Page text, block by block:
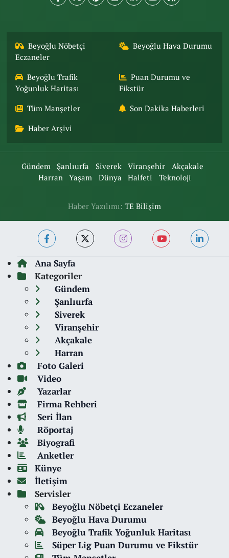
Beyoğlu Nöbetçi
Eczaneler
Beyoğlu Hava Durumu
Beyoğlu Trafik
Yoğunluk Haritası
Puan Durumu ve
Fikstür
Tüm Manşetler Son Dakika Haberleri
Haber Arşivi
Gündem Şanlıurfa Siverek Viranşehir
Akçakale
Harran
Yaşam Dünya Halfeti Teknoloji
Haber Yazılımı: TE Bilişim
Ana Sayfa
Kategoriler
Gündem
Şanlıurfa
Siverek
Viranşehir
Akçakale
Harran
Foto Galeri
Video
Yazarlar
Firma Rehberi
Seri İlan
Röportaj
Biyografi
Anketler
Künye
İletişim
Servisler
Beyoğlu Nöbetçi Eczaneler
Beyoğlu Hava Durumu
Beyoğlu Trafik Yoğunluk Haritası
Süper Lig Puan Durumu ve Fikstür